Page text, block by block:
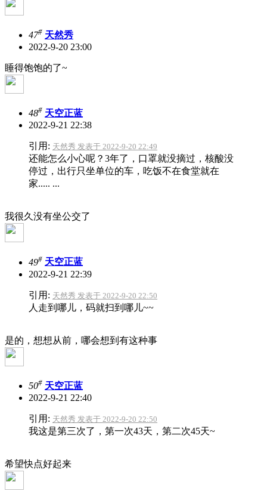
47# 天然秀
2022-9-20 23:00
睡得饱饱的了~
48# 天空正蓝
2022-9-21 22:38
引用: 天然秀 发表于 2022-9-20 22:49
还能怎么小心呢？3年了，口罩就没摘过，核酸没
停过，出行只坐单位的车，吃饭不在食堂就在
家..... ...
我很久没有坐公交了
49# 天空正蓝
2022-9-21 22:39
引用: 天然秀 发表于 2022-9-20 22:50
人走到哪儿，码就扫到哪儿~~
是的，想想从前，哪会想到有这种事
50# 天空正蓝
2022-9-21 22:40
引用: 天然秀 发表于 2022-9-20 22:50
我这是第三次了，第一次43天，第二次45天~
希望快点好起来